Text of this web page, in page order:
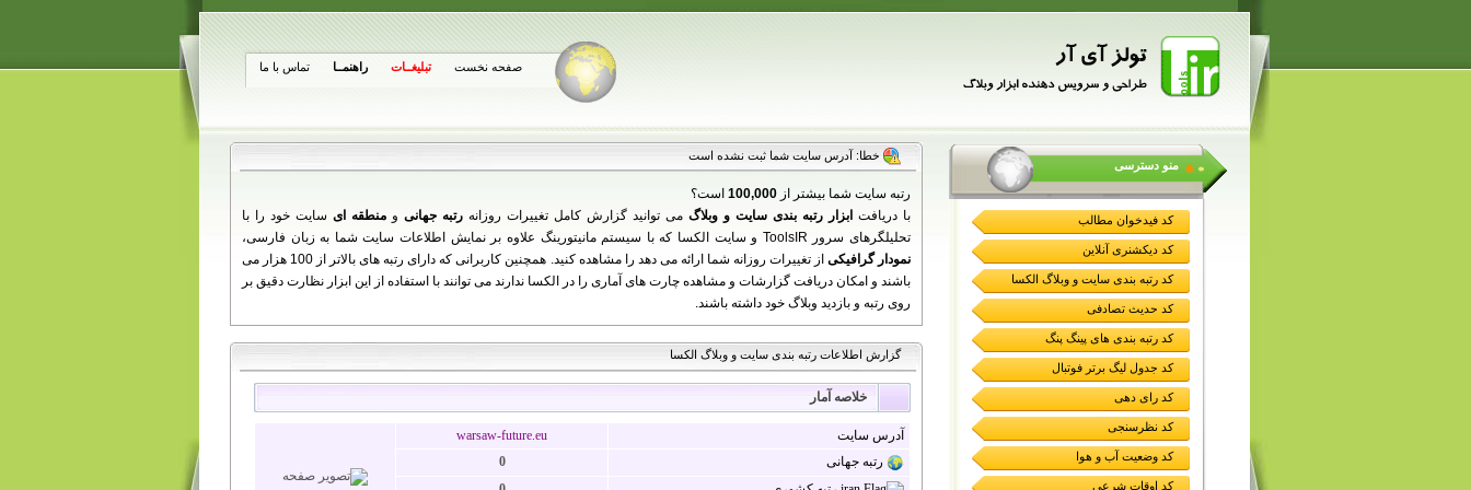
صفحه نخست تبلیغــات راهنمــا تماس با ما
خطا: آدرس سایت شما ثبت نشده است
رتبه سایت شما بیشتر از 100,000 است؟
با دریافت ابزار رتبه بندی سایت و وبلاگ می توانید گزارش کامل تغییرات روزانه رتبه جهانی و منطقه ای سایت خود را با
تحلیلگرهای سرور ToolsIR و سایت الکسا که با سیستم مانیتورینگ علاوه بر نمایش اطلاعات سایت شما به زبان فارسی،
نمودار گرافیکی
از تغییرات روزانه شما ارائه می دهد را مشاهده کنید. همچنین کاربرانی که دارای رتبه های بالاتر از 100 هزار می
باشند و امکان دریافت گزارشات و مشاهده چارت های آماری را در الکسا ندارند می توانند با استفاده از این ابزار نظارت دقیق بر
روی رتبه و بازدید وبلاگ خود داشته باشند.
گزارش اطلاعات رتبه بندی سایت و وبلاگ الکسا
خلاصه آمار
آدرس سایت
warsaw-future.eu
رتبه جهانی
0
منو دسترسی
کد فیدخوان مطالب
کد دیکشنری آنلاین
کد رتبه بندی سایت و وبلاگ الکسا
کد حدیث تصادفی
کد رتبه بندی های پینگ پنگ
کد جدول لیگ برتر فوتبال
کد رای دهی
کد نظرسنجی
کد وضعیت آب و هوا
کد اوقات شرعی